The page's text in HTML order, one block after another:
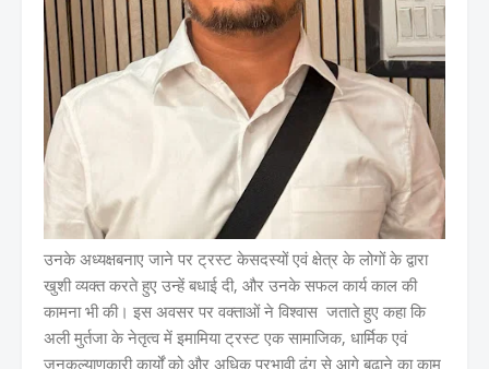
उनके अध्यक्षबनाए जाने पर ट्रस्ट केसदस्यों एवं क्षेत्र के लोगों के द्वारा
खुशी व्यक्त करते हुए उन्हें बधाई दी, और उनके सफल कार्य काल की
कामना भी की। इस अवसर पर वक्ताओं ने विश्वास जताते हुए कहा कि
अली मुर्तजा के नेतृत्व में इमामिया ट्रस्ट एक सामाजिक, धार्मिक एवं
जनकल्याणकारी कार्यों को और अधिक प्रभावी ढंग से आगे बढ़ाने का काम